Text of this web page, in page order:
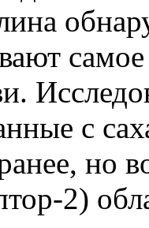
самое
с
но
2)